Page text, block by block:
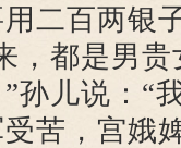
二百两银
，都是男
孙儿说：“
苦，宫娥